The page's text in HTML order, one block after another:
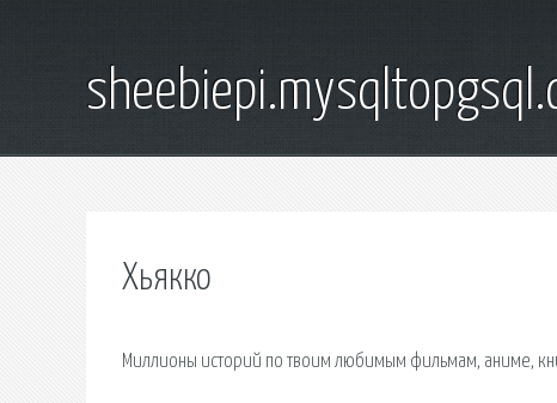
Хьякко
Миллионы историй по твоим любимым фильмам, аниме,